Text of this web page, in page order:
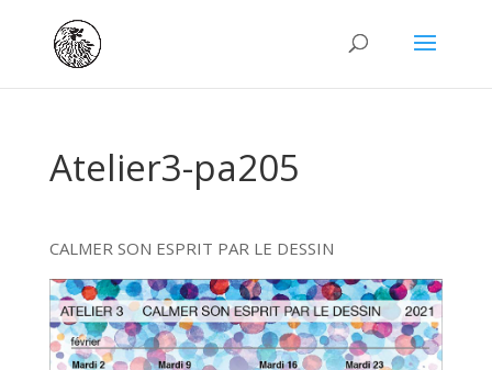
Atelier3-pa205
CALMER SON ESPRIT PAR LE DESSIN